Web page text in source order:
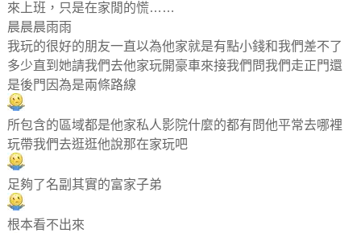
來上班，只是在家閒的慌……
晨晨晨雨雨
我玩的很好的朋友一直以為他家就是有點小錢和我們差不了
多少直到她請我們去他家玩開豪車來接我們問我們走正門還
是後門因為是兩條路線
所包含的區域都是他家私人影院什麼的都有問他平常去哪裡
玩帶我們去逛逛他說那在家玩吧
足夠了名副其實的富家子弟
根本看不出來